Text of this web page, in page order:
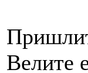
Велите